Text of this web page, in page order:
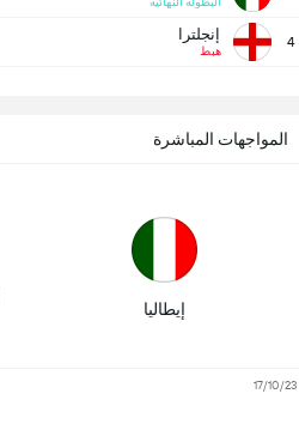
4 إنجلترا
هبط
المواجهات المباشرة
إيطاليا
17/10/23